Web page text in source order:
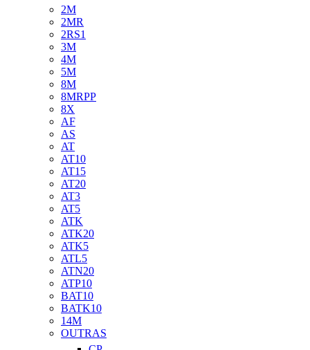
2M
2MR
2RS1
3M
4M
5M
8M
8MRPP
8X
AF
AS
AT
AT10
AT15
AT20
AT3
AT5
ATK
ATK20
ATK5
ATL5
ATN20
ATP10
BAT10
BATK10
14M
OUTRAS